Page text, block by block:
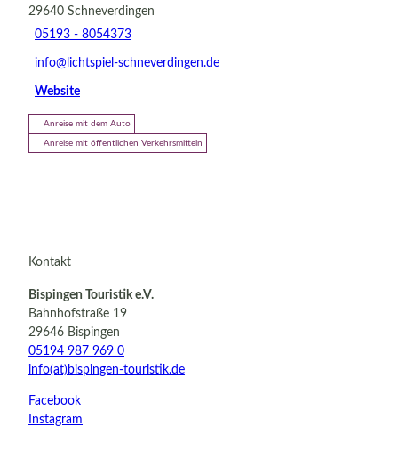
29640 Schneverdingen
05193 - 8054373
info@lichtspiel-schneverdingen.de
Website
Anreise mit dem Auto
Anreise mit öffentlichen Verkehrsmitteln
Kontakt
Bispingen Touristik e.V.
Bahnhofstraße 19
29646 Bispingen
05194 987 969 0
info(at)bispingen-touristik.de
Facebook
Instagram